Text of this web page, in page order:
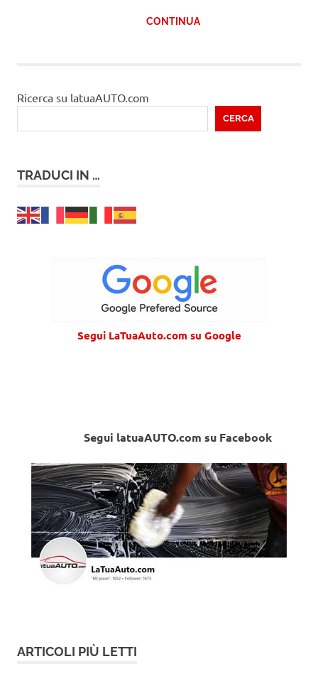
CONTINUA
Ricerca su latuaAUTO.com
CERCA
TRADUCI IN …
Segui LaTuaAuto.com su Google
Segui latuaAUTO.com su Facebook
ARTICOLI PIÙ LETTI